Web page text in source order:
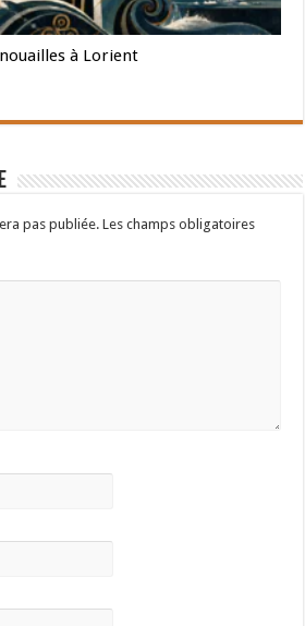
à Lorient
pas publiée. Les champs obligatoires